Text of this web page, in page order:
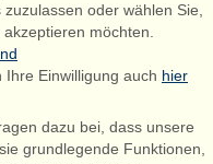
oder wählen Sie,
möchten.
Ihre Einwilligung auch hier
dazu bei, dass unsere
grundlegende Funktionen,